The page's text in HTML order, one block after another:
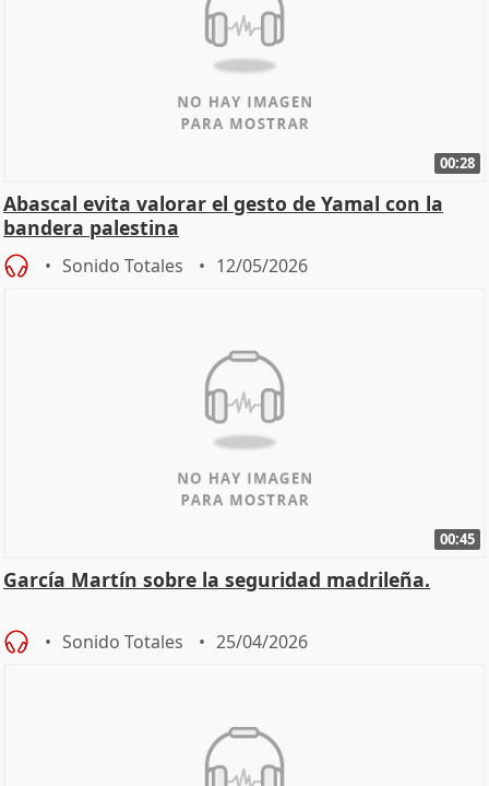
00:28
Abascal evita valorar el gesto de Yamal con la
bandera palestina
Sonido Totales 12/05/2026
00:45
García Martín sobre la seguridad madrileña.
Sonido Totales 25/04/2026